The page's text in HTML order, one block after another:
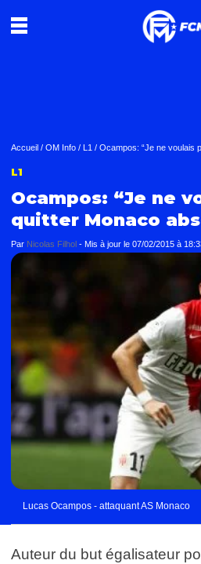
Accueil / OM Info / L1 / Ocampos: “Je ne voulais
L1
Ocampos: “Je ne
quitter Monaco
Par Nicolas Filhol - Mis à jour le 07/02/2015 à
Lucas Ocampos - attaquant AS Monaco
Auteur du but égalisateur